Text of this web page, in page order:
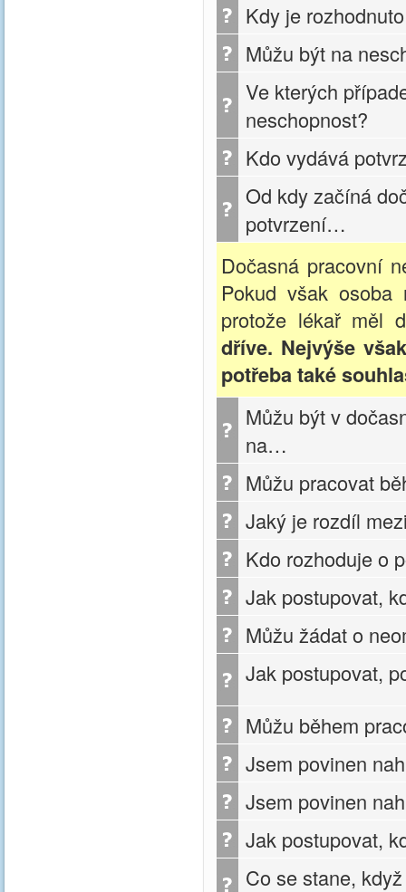
Kdy je
Můžu být na
Ve kterých
neschopnost?
Kdo vydává
Od kdy začíná
potvrzení…
Dočasná pracovní
Pokud však osoba
protože lékař měl
dříve. Nejvýše
potřeba také
Můžu být v
na…
Můžu pracovat
Jaký je rozdíl
Kdo rozhoduje o
Jak postupovat,
Můžu žádat o
Jak postupovat,
Můžu během
Jsem povinen
Jsem povinen
Jak postupovat,
Co se stane,